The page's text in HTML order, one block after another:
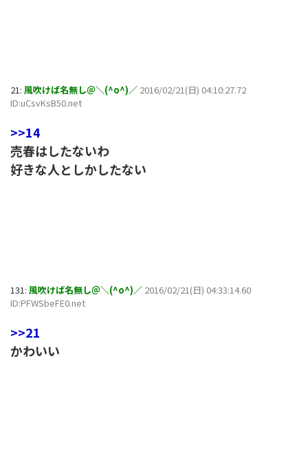
21: 風吹けば名無し＠＼(^o^)／ 2016/02/21(日) 04:10:27.72
ID:uCsvKsB50.net
>>14
売春はしたないわ
好きな人としかしたない
131: 風吹けば名無し＠＼(^o^)／ 2016/02/21(日) 04:33:14.60
ID:PFWSbeFE0.net
>>21
かわいい